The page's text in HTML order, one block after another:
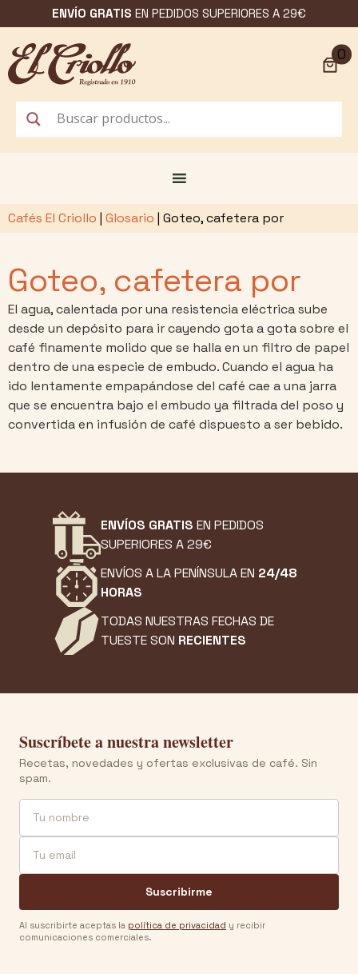
al
contenido
ENVÍO GRATIS EN PEDIDOS SUPERIORES A 29€
0
Cafés El Criollo | Glosario | Goteo, cafetera por
Goteo, cafetera por
El agua, calentada por una resistencia eléctrica sube
desde un depósito para ir cayendo gota a gota sobre el
café finamente molido que se halla en un filtro de papel
dentro de una especie de embudo. Cuando el agua ha
ido lentamente empapándose del café cae a una jarra
que se encuentra bajo el embudo ya filtrada del poso y
convertida en infusión de café dispuesto a ser bebido.
ENVÍOS GRATIS EN PEDIDOS
SUPERIORES A 29€
ENVÍOS A LA PENÍNSULA EN 24/48
HORAS
TODAS NUESTRAS FECHAS DE
TUESTE SON RECIENTES
Suscríbete a nuestra newsletter
Recetas, novedades y ofertas exclusivas de café. Sin
spam.
Suscribirme
Al suscribirte aceptas la política de privacidad y recibir
comunicaciones comerciales.